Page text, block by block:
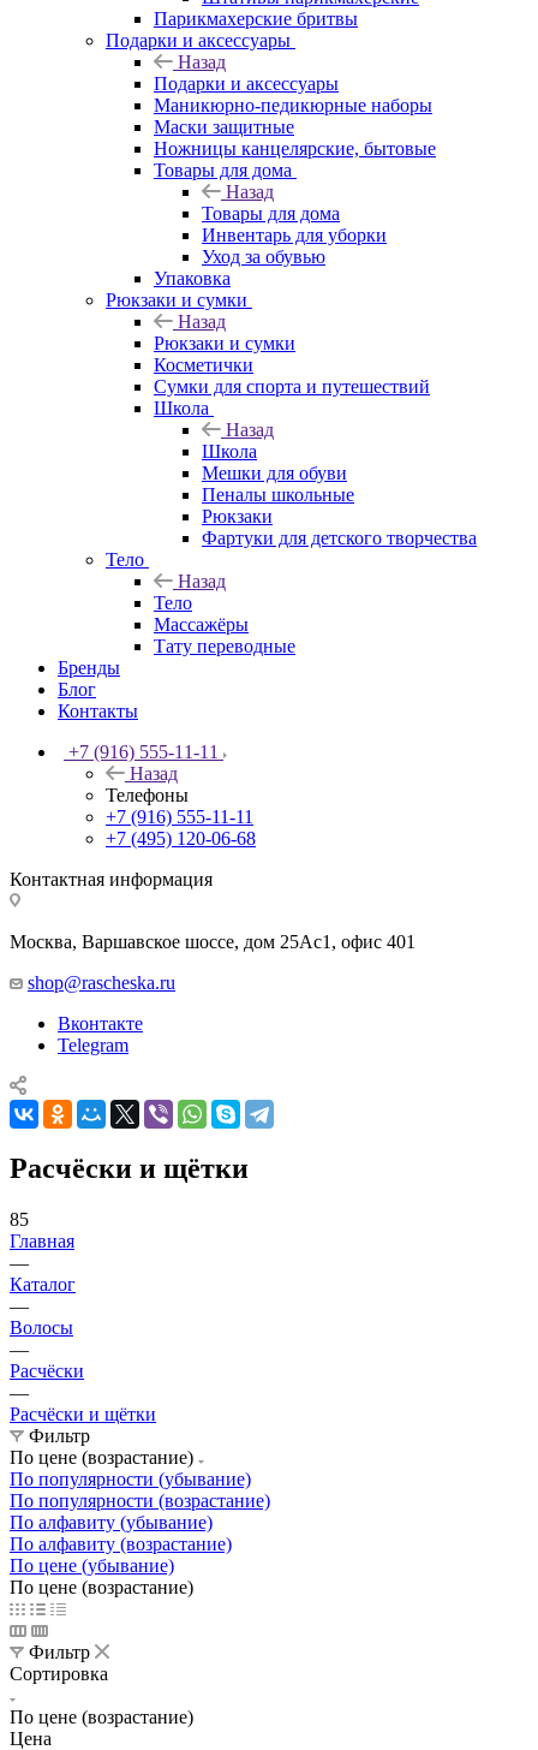
Парикмахерские бритвы
Подарки и аксессуары
Назад
Подарки и аксессуары
Маникюрно-педикюрные наборы
Маски защитные
Ножницы канцелярские, бытовые
Товары для дома
Назад
Товары для дома
Инвентарь для уборки
Уход за обувью
Упаковка
Рюкзаки и сумки
Назад
Рюкзаки и сумки
Косметички
Сумки для спорта и путешествий
Школа
Назад
Школа
Мешки для обуви
Пеналы школьные
Рюкзаки
Фартуки для детского творчества
Тело
Назад
Тело
Массажёры
Тату переводные
Бренды
Блог
Контакты
+7 (916) 555-11-11
Назад
Телефоны
+7 (916) 555-11-11
+7 (495) 120-06-68
Контактная информация
Москва, Варшавское шоссе, дом 25Аc1, офис 401
shop@rascheska.ru
Вконтакте
Telegram
Расчёски и щётки
85
Главная
—
Каталог
—
Волосы
—
Расчёски
—
Расчёски и щётки
Фильтр
По цене (возрастание)
По популярности (убывание)
По популярности (возрастание)
По алфавиту (убывание)
По алфавиту (возрастание)
По цене (убывание)
По цене (возрастание)
Фильтр
Сортировка
По цене (возрастание)
Цена